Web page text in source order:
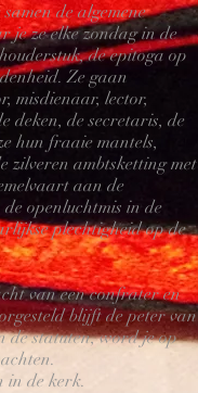
de algemene
je ze elke zondag in de
de epitoga op
Ze gaan
misdienaar, lector,
deken, de secretaris, de
hun fraaie mantels,
zilveren ambtsketting met
aan de
openluchtmis in de
plechtigheid op de
van een confrater en
blijft de peter van
de statuten, word je op
in de kerk.